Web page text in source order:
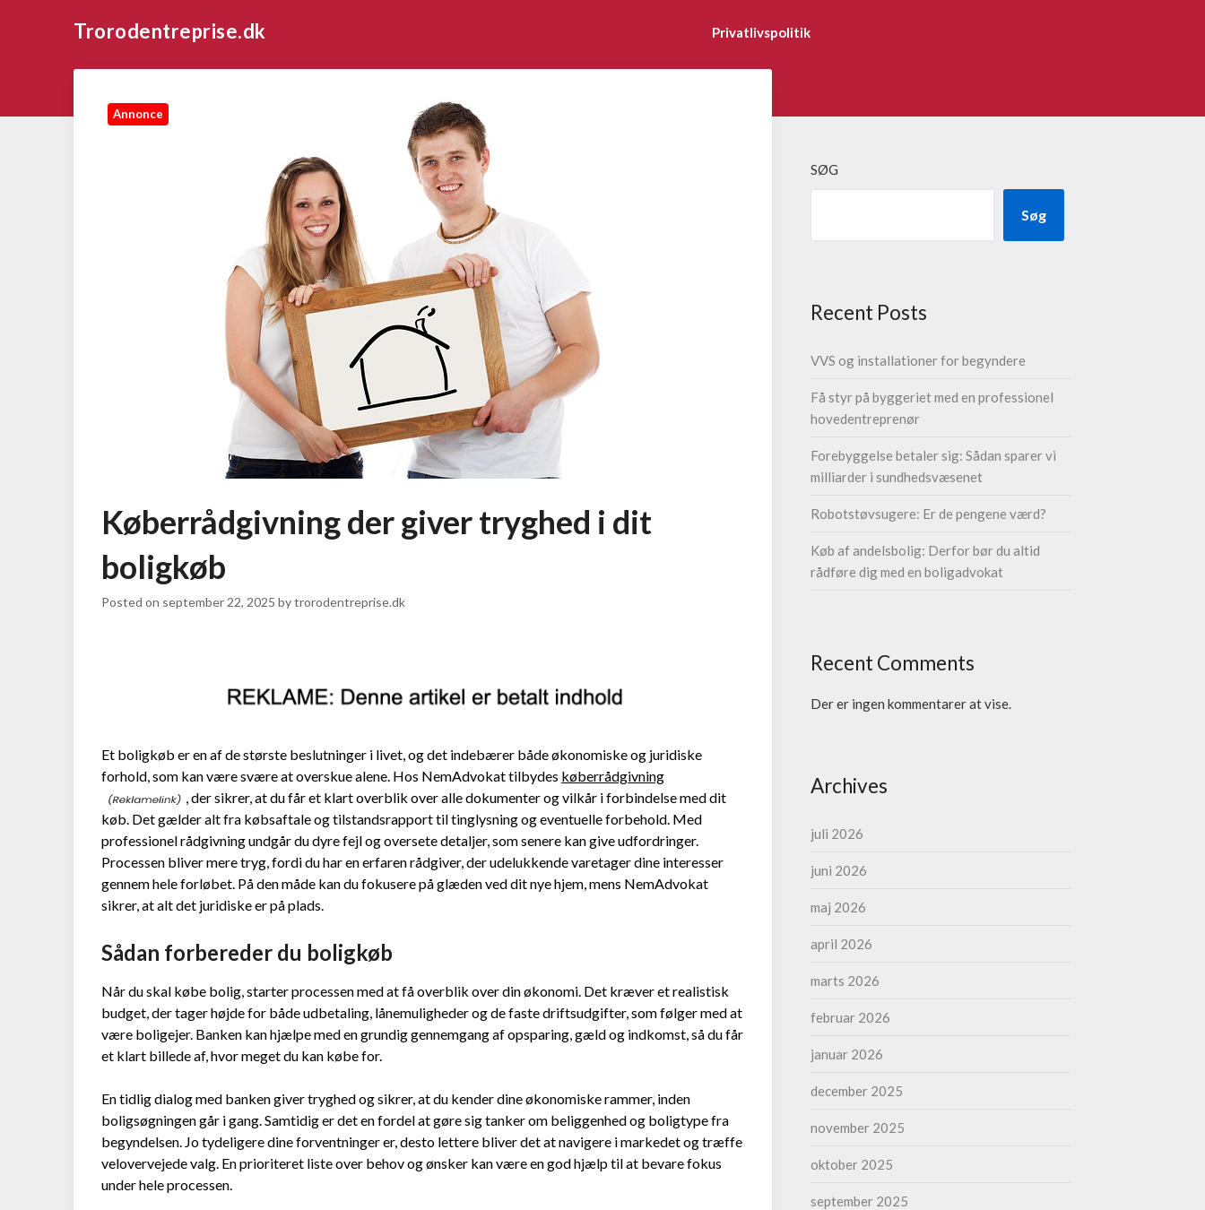
Trorodentreprise.dk Privatlivspolitik
Annonce
Køberrådgivning der giver tryghed i dit
boligkøb
Posted on september 22, 2025 bytrorodentreprise.dk
Et boligkøb er en af de største beslutninger i livet, og det indebærer både økonomiske og juridiske
forhold, som kan være svære at overskue alene. Hos NemAdvokat tilbydes køberrådgivning
, der sikrer, at du får et klart overblik over alle dokumenter og vilkår i forbindelse med dit
køb. Det gælder alt fra købsaftale og tilstandsrapport til tinglysning og eventuelle forbehold. Med
professionel rådgivning undgår du dyre fejl og oversete detaljer, som senere kan give udfordringer.
Processen bliver mere tryg, fordi du har en erfaren rådgiver, der udelukkende varetager dine interesser
gennem hele forløbet. På den måde kan du fokusere på glæden ved dit nye hjem, mens NemAdvokat
sikrer, at alt det juridiske er på plads.
Sådan forbereder du boligkøb
Når du skal købe bolig, starter processen med at få overblik over din økonomi. Det kræver et realistisk
budget, der tager højde for både udbetaling, lånemuligheder og de faste driftsudgifter, som følger med at
være boligejer. Banken kan hjælpe med en grundig gennemgang af opsparing, gæld og indkomst, så du får
et klart billede af, hvor meget du kan købe for.
En tidlig dialog med banken giver tryghed og sikrer, at du kender dine økonomiske rammer, inden
boligsøgningen går i gang. Samtidig er det en fordel at gøre sig tanker om beliggenhed og boligtype fra
begyndelsen. Jo tydeligere dine forventninger er, desto lettere bliver det at navigere i markedet og træffe
velovervejede valg. En prioriteret liste over behov og ønsker kan være en god hjælp til at bevare fokus
under hele processen.
SØG
Søg
Recent Posts
VVS og installationer for begyndere
Få styr på byggeriet med en professionel
hovedentreprenør
Forebyggelse betaler sig: Sådan sparer vi
milliarder i sundhedsvæsenet
Robotstøvsugere: Er de pengene værd?
Køb af andelsbolig: Derfor bør du altid
rådføre dig med en boligadvokat
Recent Comments
Der er ingen kommentarer at vise.
Archives
juli 2026
juni 2026
maj 2026
april 2026
marts 2026
februar 2026
januar 2026
december 2025
november 2025
oktober 2025
september 2025